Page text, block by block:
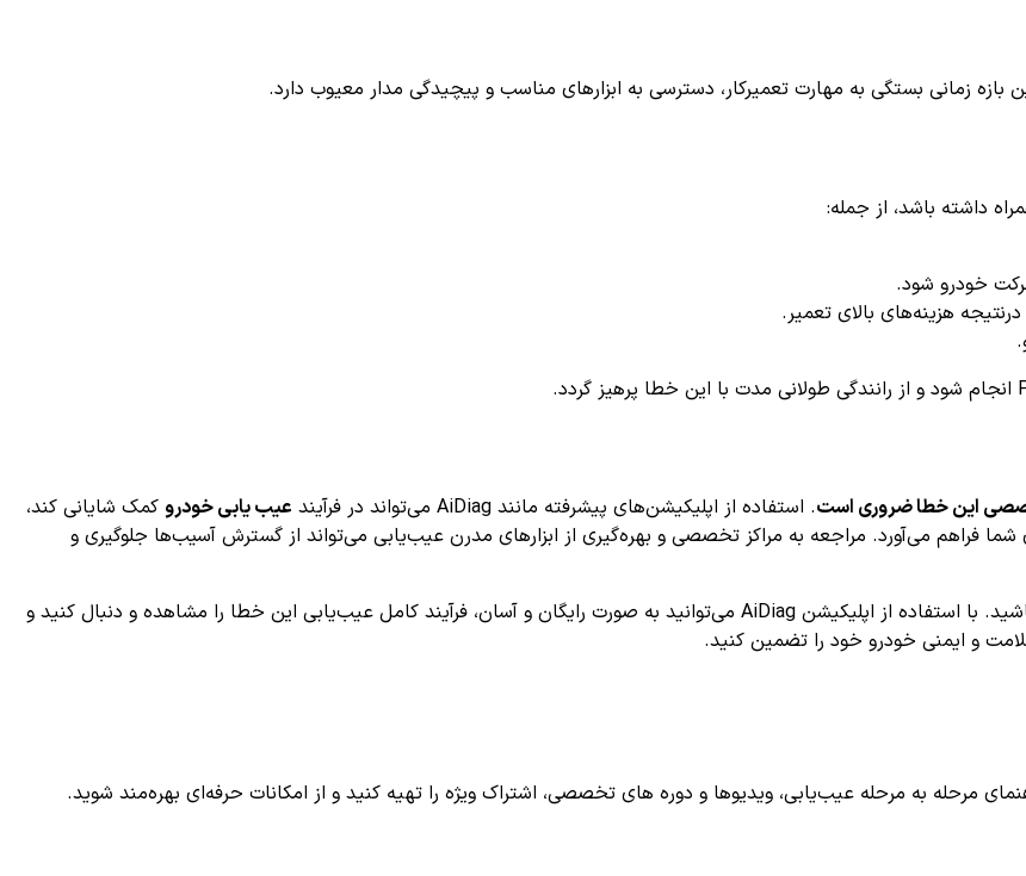
بازه زمانی بستگی به مهارت تعمیرکار، دسترسی به ابزارهای مناسب و پیچیدگی مدار معیوب دارد.
داشته باشد، از جمله:
خودرو شود.
هزینه‌های بالای تعمیر.
این خطا ضروری است. استفاده از اپلیکیشن‌های پیشرفته مانند AiDiag می‌تواند در فرآیند عیب یابی خودرو کمک شایانی کند،
فراهم می‌آورد. مراجعه به مراکز تخصصی و بهره‌گیری از ابزارهای مدرن عیب‌یابی می‌تواند از گسترش آسیب‌ها جلوگیری و
اگر کد خطای P0884 را روی دستگاه دیاگ خود مشاهده کرده‌اید، نگران نباشید. با استفاده از اپلیکیشن AiDiag می‌توانید به صورت رایگان و آسان، فرآیند کامل عیب‌یابی این خطا را مشاهده و دنبال کنید و
و ایمنی خودرو خود را تضمین کنید.
مرحله به مرحله عیب‌یابی، ویدیوها و دوره های تخصصی، اشتراک ویژه را تهیه کنید و از امکانات حرفه‌ای بهره‌مند شوید.